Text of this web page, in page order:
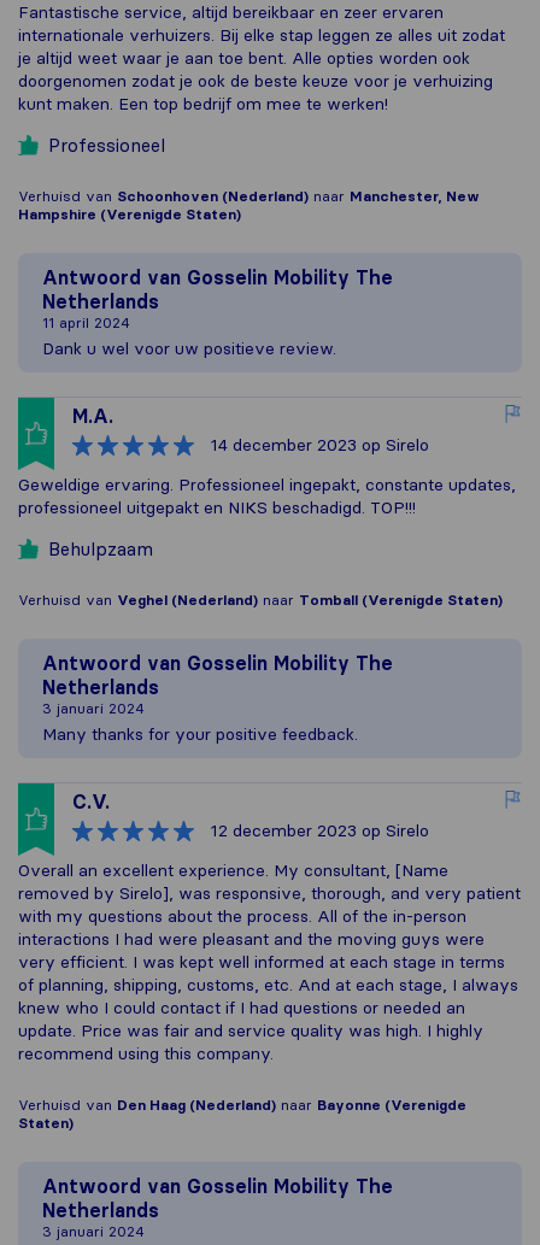
Fantastische service, altijd bereikbaar en zeer ervaren
internationale verhuizers. Bij elke stap leggen ze alles uit zodat
je altijd weet waar je aan toe bent. Alle opties worden ook
doorgenomen zodat je ook de beste keuze voor je verhuizing
kunt maken. Een top bedrijf om mee te werken!
Professioneel
Verhuisd van Schoonhoven (Nederland) naar Manchester, New
Hampshire (Verenigde Staten)
Antwoord van Gosselin Mobility The
Netherlands
11 april 2024
Dank u wel voor uw positieve review.
M.A.
14 december 2023 op Sirelo
Geweldige ervaring. Professioneel ingepakt, constante updates,
professioneel uitgepakt en NIKS beschadigd. TOP!!!
Behulpzaam
Verhuisd van Veghel (Nederland) naar Tomball (Verenigde Staten)
Antwoord van Gosselin Mobility The
Netherlands
3 januari 2024
Many thanks for your positive feedback.
C.V.
12 december 2023 op Sirelo
Overall an excellent experience. My consultant, [Name
removed by Sirelo], was responsive, thorough, and very patient
with my questions about the process. All of the in-person
interactions I had were pleasant and the moving guys were
very efficient. I was kept well informed at each stage in terms
of planning, shipping, customs, etc. And at each stage, I always
knew who I could contact if I had questions or needed an
update. Price was fair and service quality was high. I highly
recommend using this company.
Verhuisd van Den Haag (Nederland) naar Bayonne (Verenigde
Staten)
Antwoord van Gosselin Mobility The
Netherlands
3 januari 2024